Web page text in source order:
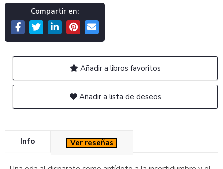
Compartir en:
Añadir a libros favoritos
Añadir a lista de deseos
Info Ver reseñas